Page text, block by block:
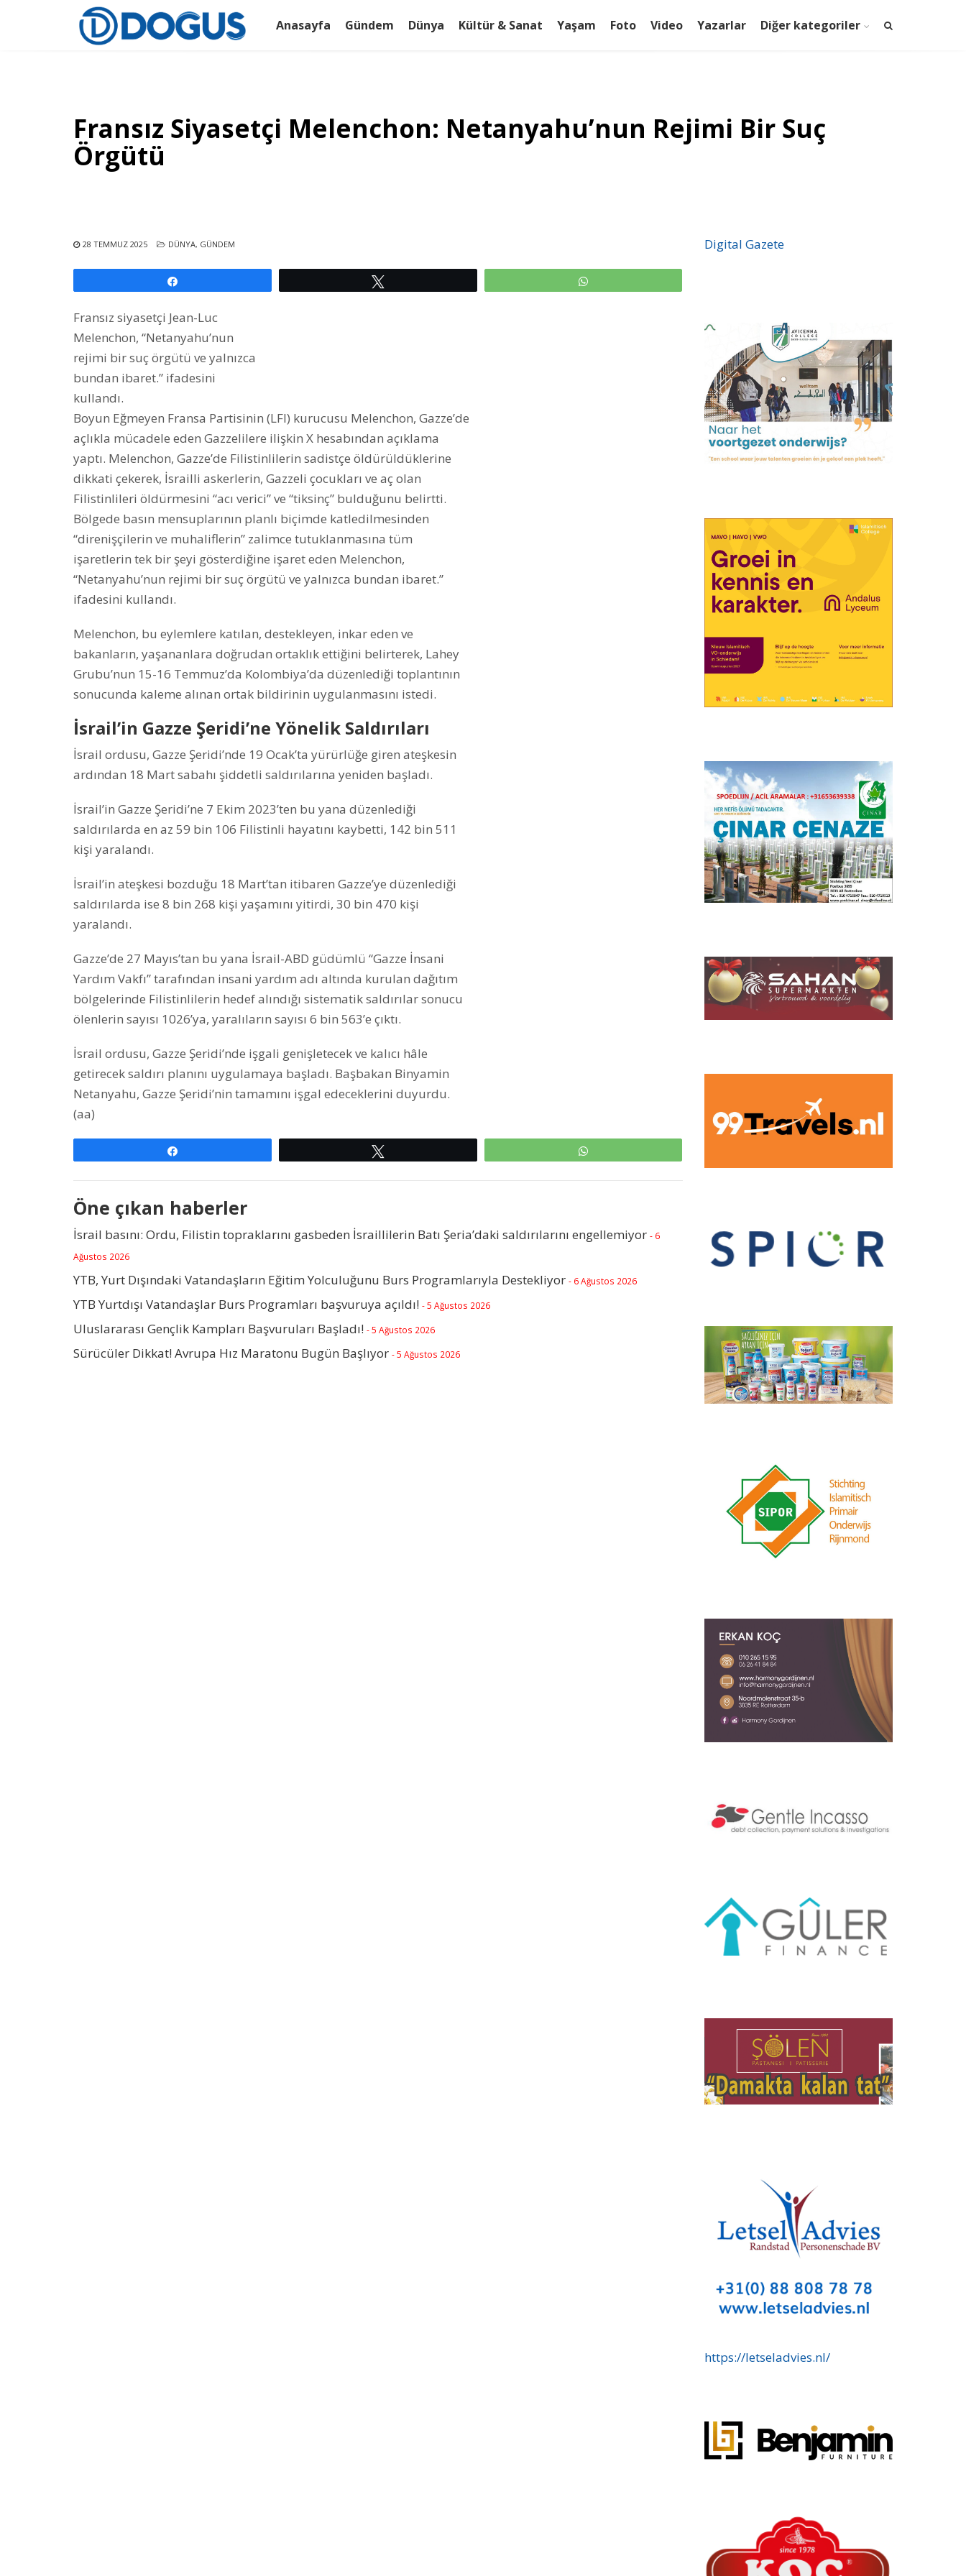
Anasayfa Gündem Dünya Kültür & Sanat Yaşam Foto Video Yazarlar Diğer kategoriler
Fransız Siyasetçi Melenchon: Netanyahu’nun Rejimi Bir Suç
Örgütü
28 TEMMUZ 2025 DÜNYA, GÜNDEM
Fransız siyasetçi Jean-Luc
Melenchon, “Netanyahu’nun
rejimi bir suç örgütü ve yalnızca
bundan ibaret.” ifadesini
kullandı.
Boyun Eğmeyen Fransa Partisinin (LFI) kurucusu Melenchon, Gazze’de
açlıkla mücadele eden Gazzelilere ilişkin X hesabından açıklama
yaptı. Melenchon, Gazze’de Filistinlilerin sadistçe öldürüldüklerine
dikkati çekerek, İsrailli askerlerin, Gazzeli çocukları ve aç olan
Filistinlileri öldürmesini “acı verici” ve “tiksinç” bulduğunu belirtti.
Bölgede basın mensuplarının planlı biçimde katledilmesinden
“direnişçilerin ve muhaliflerin” zalimce tutuklanmasına tüm
işaretlerin tek bir şeyi gösterdiğine işaret eden Melenchon,
“Netanyahu’nun rejimi bir suç örgütü ve yalnızca bundan ibaret.”
ifadesini kullandı.
Melenchon, bu eylemlere katılan, destekleyen, inkar eden ve
bakanların, yaşananlara doğrudan ortaklık ettiğini belirterek, Lahey
Grubu’nun 15-16 Temmuz’da Kolombiya’da düzenlediği toplantının
sonucunda kaleme alınan ortak bildirinin uygulanmasını istedi.
⁠İsrail’in Gazze Şeridi’ne Yönelik Saldırıları
İsrail ordusu, Gazze Şeridi’nde 19 Ocak’ta yürürlüğe giren ateşkesin
ardından 18 Mart sabahı şiddetli saldırılarına yeniden başladı.
İsrail’in Gazze Şeridi’ne 7 Ekim 2023’ten bu yana düzenlediği
saldırılarda en az 59 bin 106 Filistinli hayatını kaybetti, 142 bin 511
kişi yaralandı.
İsrail’in ateşkesi bozduğu 18 Mart’tan itibaren Gazze’ye düzenlediği
saldırılarda ise 8 bin 268 kişi yaşamını yitirdi, 30 bin 470 kişi
yaralandı.
Gazze’de 27 Mayıs’tan bu yana İsrail-ABD güdümlü “Gazze İnsani
Yardım Vakfı” tarafından insani yardım adı altında kurulan dağıtım
bölgelerinde Filistinlilerin hedef alındığı sistematik saldırılar sonucu
ölenlerin sayısı 1026’ya, yaralıların sayısı 6 bin 563’e çıktı.
İsrail ordusu, Gazze Şeridi’nde işgali genişletecek ve kalıcı hâle
getirecek saldırı planını uygulamaya başladı. Başbakan Binyamin
Netanyahu, Gazze Şeridi’nin tamamını işgal edeceklerini duyurdu.
(aa)
Öne çıkan haberler
İsrail basını: Ordu, Filistin topraklarını gasbeden İsraillilerin Batı Şeria’daki saldırılarını engellemiyor - 6
Ağustos 2026
YTB, Yurt Dışındaki Vatandaşların Eğitim Yolculuğunu Burs Programlarıyla Destekliyor - 6 Ağustos 2026
YTB Yurtdışı Vatandaşlar Burs Programları başvuruya açıldı! - 5 Ağustos 2026
Uluslararası Gençlik Kampları Başvuruları Başladı! - 5 Ağustos 2026
Sürücüler Dikkat! Avrupa Hız Maratonu Bugün Başlıyor - 5 Ağustos 2026
Digital Gazete
https://letseladvies.nl/